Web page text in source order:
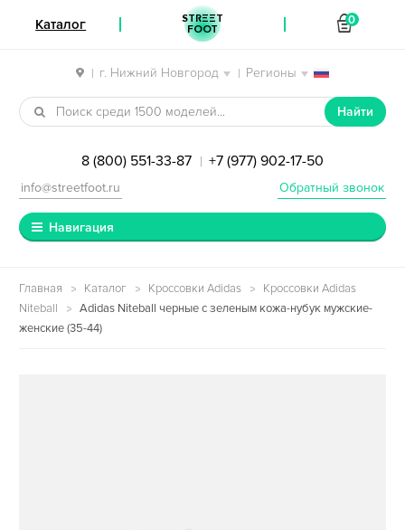
| г. Нижний Новгород | Регионы
Перейти к навигации
Перейти к содержимому
Найти
8 (800) 551-33-87 | +7 (977) 902-17-50
Обратный звонок
info@streetfoot.ru
Навигация
Главная Каталог Кроссовки Adidas
Кроссовки Adidas
Niteball
Adidas Niteball черные с зеленым кожа-нубук мужские-
женские (35-44)
Каталог STREET
FOOT
0